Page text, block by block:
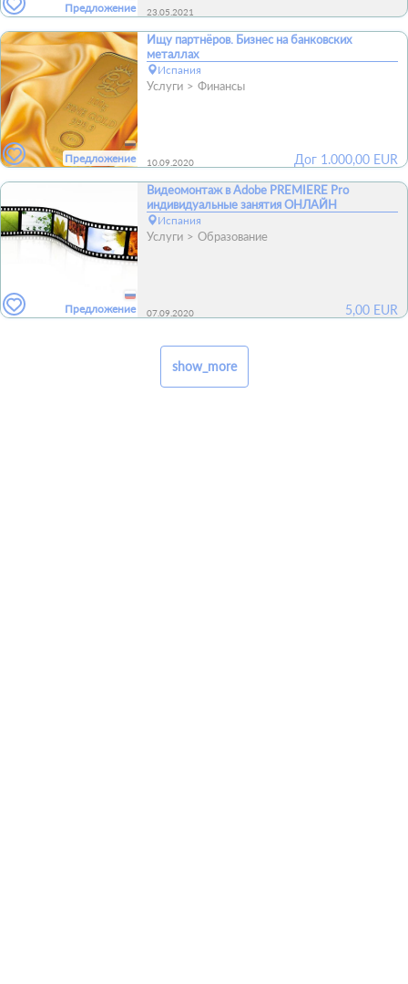
Предложение 23.05.2021
Предложение
Ищу партнёров. Бизнес на банковских
металлах
Испания
Услуги Финансы
10.09.2020 Дог 1.000,00 EUR
Предложение
Видеомонтаж в Adobe PREMIERE Pro
индивидуальные занятия ОНЛАЙН
Испания
Услуги Образование
07.09.2020 5,00 EUR
show_more